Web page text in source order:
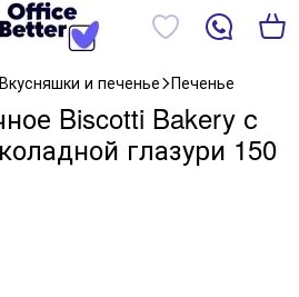
Вкусняшки и печенье Печенье
Biscotti Bakery с
глазури 150